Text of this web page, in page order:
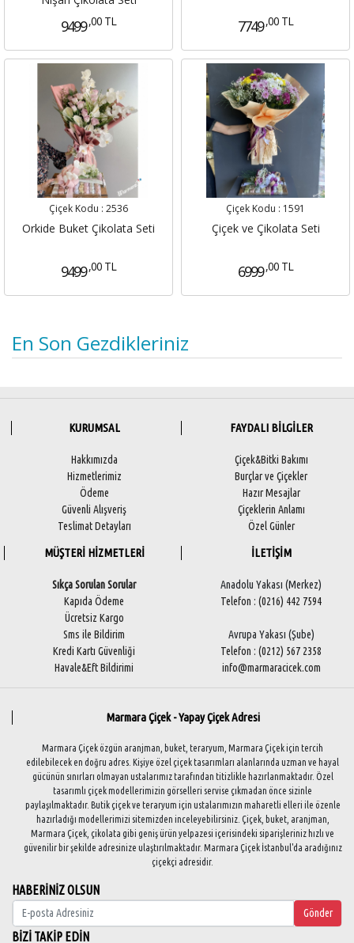
9499 ,00 TL 7749 ,00 TL
Çiçek Kodu : 2536
Orkide Buket Çikolata Seti
9499 ,00 TL
Çiçek Kodu : 1591
Çiçek ve Çikolata Seti
6999 ,00 TL
En Son Gezdikleriniz
KURUMSAL
Hakkımızda
Hizmetlerimiz
Ödeme
Güvenli Alışveriş
Teslimat Detayları
FAYDALI BİLGİLER
Çiçek&Bitki Bakımı
Burçlar ve Çiçekler
Hazır Mesajlar
Çiçeklerin Anlamı
Özel Günler
MÜŞTERİ HİZMETLERİ
Sıkça Sorulan Sorular
Kapıda Ödeme
Ücretsiz Kargo
Sms ile Bildirim
Kredi Kartı Güvenliği
Havale&Eft Bildirimi
İLETİŞİM
Anadolu Yakası (Merkez)
Telefon : (0216) 442 7594
Avrupa Yakası (Şube)
Telefon : (0212) 567 2358
info@marmaracicek.com
Marmara Çiçek - Yapay Çiçek Adresi
Marmara Çiçek özgün aranjman, buket, teraryum, Marmara Çiçek için tercih
edilebilecek en doğru adres. Kişiye özel çiçek tasarımları alanlarında uzman ve hayal
gücünün sınırları olmayan ustalarımız tarafından titizlikle hazırlanmaktadır. Özel
tasarımlı çiçek modellerimizin görselleri servise çıkmadan önce sizinle
paylaşılmaktadır. Butik çiçek ve teraryum için ustalarımızın maharetli elleri ile özenle
hazırladığı modellerimizi sitemizden inceleyebilirsiniz. Çiçek, buket, aranjman,
Marmara Çiçek, çikolata gibi geniş ürün yelpazesi içerisindeki siparişleriniz hızlı ve
güvenilir bir şekilde adresinize ulaştırılmaktadır. Marmara Çiçek İstanbul'da aradığınız
çiçekçi adresidir.
HABERİNİZ OLSUN
Gönder
BİZİ TAKİP EDİN